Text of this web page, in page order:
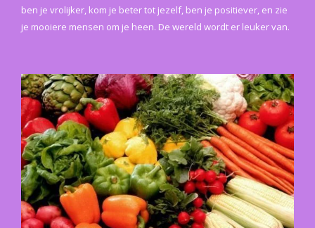
ben je vrolijker, kom je beter tot jezelf, ben je positiever, en zie
je mooiere mensen om je heen. De wereld wordt er leuker van.